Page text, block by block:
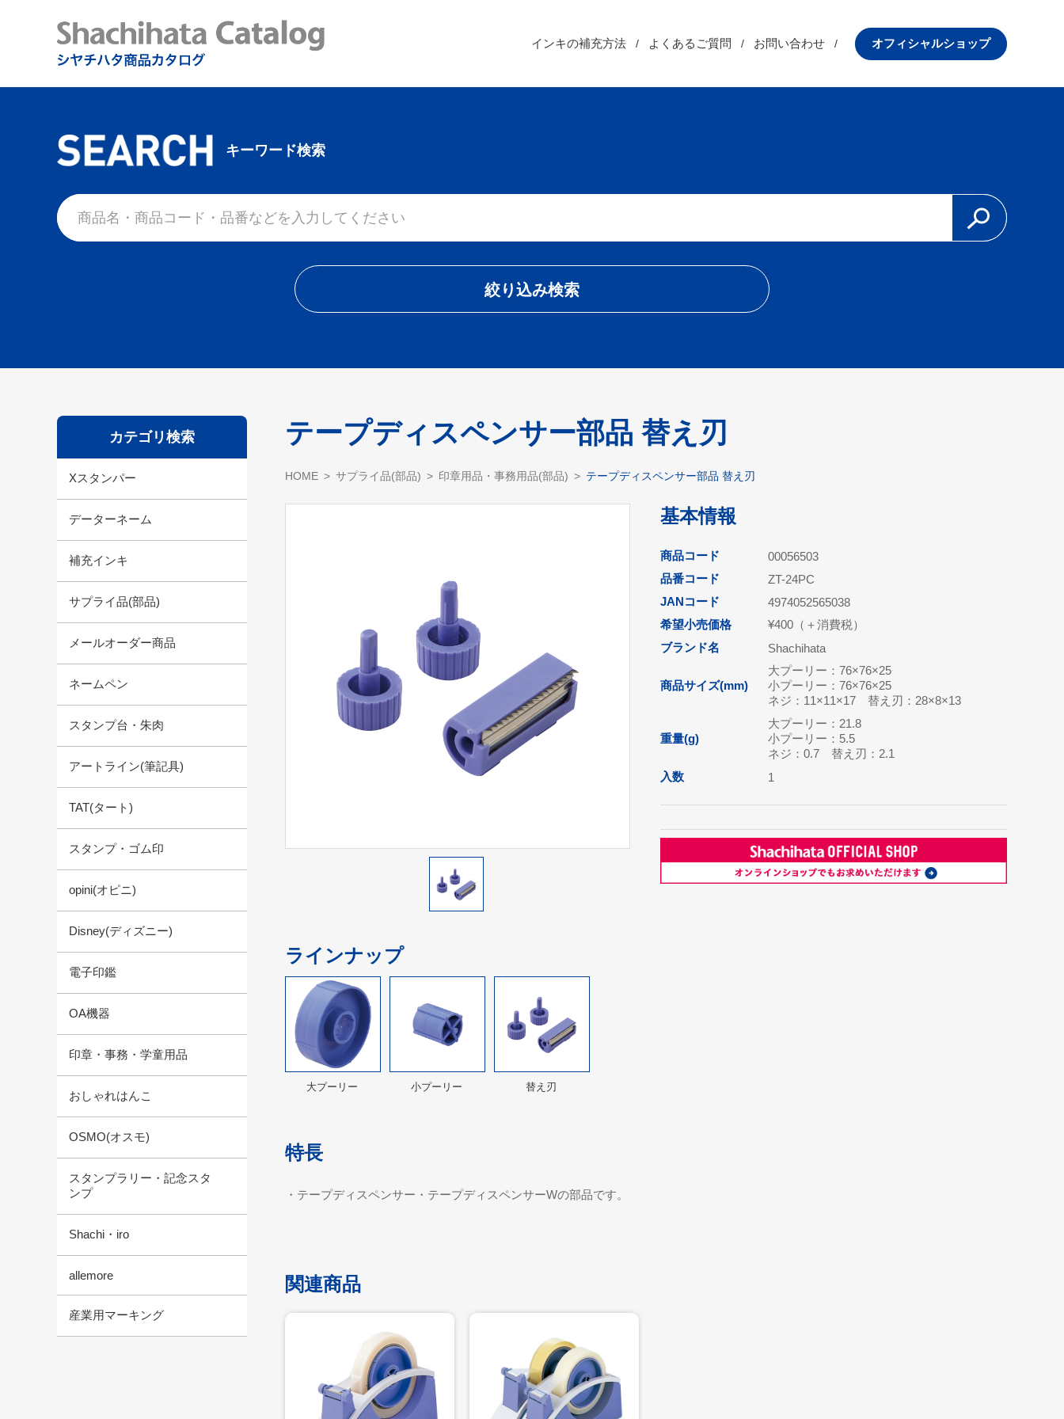
インキの補充方法 よくあるご質問 お問い合わせ オフィシャルショップ
キーワード検索
絞り込み検索
カテゴリ検索
Xスタンパー
データーネーム
補充インキ
サプライ品(部品)
メールオーダー商品
ネームペン
スタンプ台・朱肉
アートライン(筆記具)
TAT(タート)
スタンプ・ゴム印
opini(オピニ)
Disney(ディズニー)
電子印鑑
OA機器
印章・事務・学童用品
おしゃれはんこ
OSMO(オスモ)
スタンプラリー・記念スタ
ンプ
Shachi・iro
allemore
産業用マーキング
テープディスペンサー部品 替え刃
HOME サプライ品(部品) 印章用品・事務用品(部品) テープディスペンサー部品 替え刃
基本情報
商品コード
00056503
品番コード
ZT-24PC
JANコード
4974052565038
希望小売価格
¥400（＋消費税）
ブランド名
Shachihata
商品サイズ(mm)
大プーリー：76×76×25
小プーリー：76×76×25
ネジ：11×11×17 替え刃：28×8×13
重量(g)
大プーリー：21.8
小プーリー：5.5
ネジ：0.7 替え刃：2.1
入数
1
ラインナップ
大プーリー 小プーリー 替え刃
特長
・テープディスペンサー・テープディスペンサーWの部品です。
関連商品